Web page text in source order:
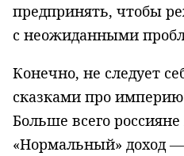
предпри­нять, чтобы
с неожиданными
Конечно, не следует
сказками про
Больше всего россияне
«Нормальный» доход —